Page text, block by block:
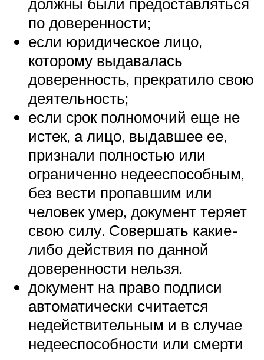
по доверенности;
если юридическое лицо,
которому выдавалась
доверенность, прекратило свою
деятельность;
если срок полномочий еще не
истек, а лицо, выдавшее ее,
признали полностью или
ограниченно недееспособным,
без вести пропавшим или
человек умер, документ теряет
свою силу. Совершать какие-
либо действия по данной
доверенности нельзя.
документ на право подписи
автоматически считается
недействительным и в случае
недееспособности или смерти